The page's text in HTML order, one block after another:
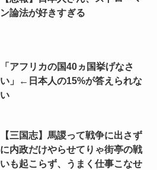
ン論法が好きすぎる
「アフリカの国40ヵ国挙げなさ
い」←日本人の15%が答えられな
い
【三国志】馬謖って戦争に出さず
に内政だけやらせてりゃ街亭の戦
いも起こらず、うまく仕事こなせ